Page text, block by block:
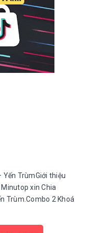
Yến TrùmGiới thiệu
xin Chia
Trùm.Combo 2 Khoá